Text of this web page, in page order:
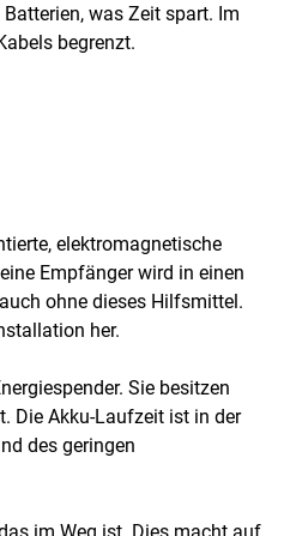
was Zeit spart. Im
begrenzt.
elektromagnetische
Empfänger wird in einen
ohne dieses Hilfsmittel.
her.
Sie besitzen
Die Akku-Laufzeit ist in der
des geringen
im Weg ist. Dies macht auf